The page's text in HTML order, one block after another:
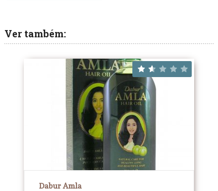
Ver também:
Dabur Amla